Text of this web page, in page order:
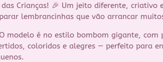
das Crianças! 🎉 Um jeito diferente, criativo
lembrancinhas que vão arrancar
modelo é no estilo bombom gigante, com
coloridos e alegres — perfeito para